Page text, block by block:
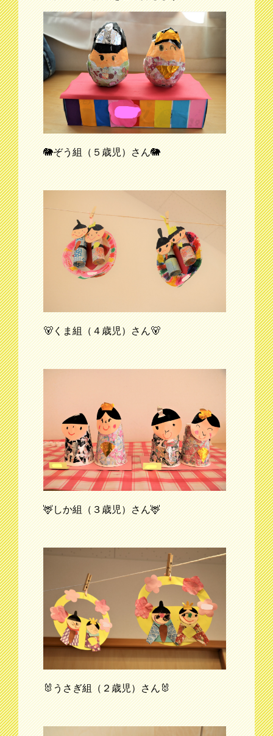
🐘ぞう組（５歳児）さん🐘
🐻くま組（４歳児）さん🐻
🦌しか組（３歳児）さん🦌
🐰うさぎ組（２歳児）さん🐰